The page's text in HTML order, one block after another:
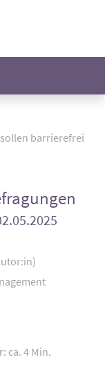
barrierefrei
ca. 4 Min.